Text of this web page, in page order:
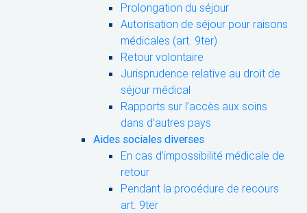
Prolongation du séjour
Autorisation de séjour pour raisons
médicales (art. 9ter)
Retour volontaire
Jurisprudence relative au droit de
séjour médical
Rapports sur l’accès aux soins
dans d’autres pays
Aides sociales diverses
En cas d’impossibilité médicale de
retour
Pendant la procédure de recours
art. 9ter